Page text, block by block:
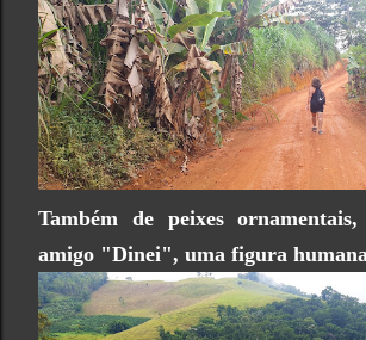
Também de peixes
amigo "Dinei", uma figura